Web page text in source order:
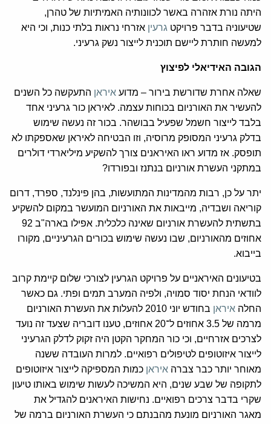
היתה נורת אזהרה באשר לכוונותיה האמיתיות של טהרן,
שטיעוניה בדבר פרויקט גרעין אזרחי נראות בלתי כנות, וכי היא
למעשה חותרת ליישם תוכנית לייצור נשק גרעיני.
הגובה האידיאלי לפיצוץ
שאלה אחרת שדורשת בירור – מדוע איראן התעקשה כל השנים
להעשיר את האורניום בכוחות עצמה. לאיראן כור גרעיני אחד
בלבד לייצור חשמל שפעיל בבושהר. בכור זה נעשה שימוש
בדלק גרעיני המסופק מרוסיה, וזו הבטיחה לאיראן שאספקתו לא
תופסק. אז מדוע ראו האיראנים צורך להשקיע מיליארדי דולרים
במתקני העשרת אורניום בנתנז ובפורדו?
יתר על כן, רבות מהמדינות המתועשות, בהן פינלנד, ספרד, דרום
קוריאה ושבדיה, מייבאות את האורניום המועשר במקום להשקיע
בתשתית להעשרת אורניום שאינה כלכלית. אפילו בארה"ב 92
אחוזים מהאורניום, שבו נעשה שימוש בכורים הגרעיניים, מקורו
בייבוא.
בטיעונים האיראניים על פרויקט הגרעין לצורכי שלום קיימת קרוב
לוודאי הנחת יסוד סמויה, ולפיה המערב תמים ופתי. גם כאשר
החלה איראן
בחודש יוני 2010 להעלות את העשרת האורניום
מרמה של 3.5 אחוזים ל־20 אחוזים, טענו דובריה שצעד זה נועד
לצרכים אזרחיים, וכי כור המחקר הקטן היה זקוק לדלק הגרעיני
לייצור איזוטופים לטיפולים רפואיים. למרות העובדה ששנה
מאוחר יותר כבר צברה איראן כמות המספיקה לייצור איזוטופים
לתקופה של שבע שנים, היא המשיכה לעשות שימוש באותו טיעון
שקרי בדבר צרכים רפואיים. נחישות האיראנים להגדיל את
מאגר האורניום מונעת מהבנתם כי העשרת האורניום ברמה של